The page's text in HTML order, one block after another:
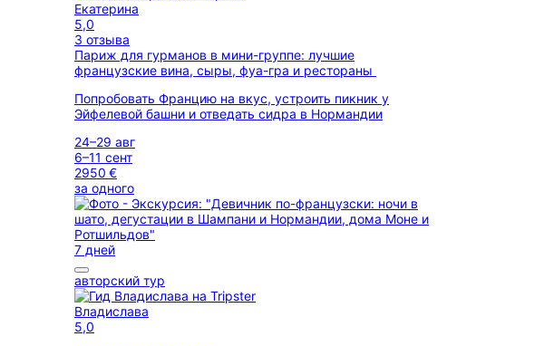
Екатерина
5,0
3 отзыва
Париж для гурманов в мини-группе: лучшие
французские вина, сыры, фуа-гра и рестораны
Попробовать Францию на вкус, устроить пикник у
Эйфелевой башни и отведать сидра в Нормандии
24–29 авг
6–11 сент
2950 €
за одного
7 дней
авторский тур
Владислава
5,0